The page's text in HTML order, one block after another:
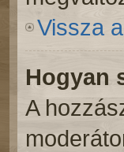
Vissza
Hogyan
A